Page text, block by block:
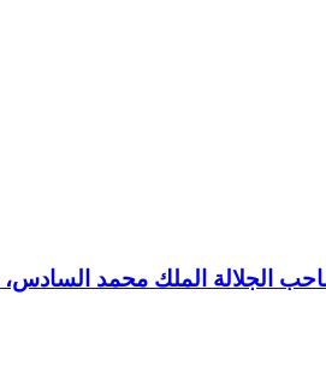
صاحب الجلالة الملك محمد السادس،